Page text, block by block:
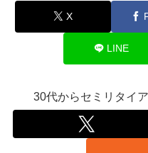
X
LINE
30代からセミリタイ